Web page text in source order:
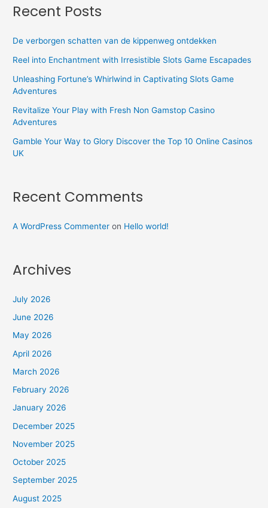
Recent Posts
De verborgen schatten van de kippenweg ontdekken
Reel into Enchantment with Irresistible Slots Game Escapades
Unleashing Fortune’s Whirlwind in Captivating Slots Game
Adventures
Revitalize Your Play with Fresh Non Gamstop Casino
Adventures
Gamble Your Way to Glory Discover the Top 10 Online Casinos
UK
Recent Comments
A WordPress Commenter on Hello world!
Archives
July 2026
June 2026
May 2026
April 2026
March 2026
February 2026
January 2026
December 2025
November 2025
October 2025
September 2025
August 2025